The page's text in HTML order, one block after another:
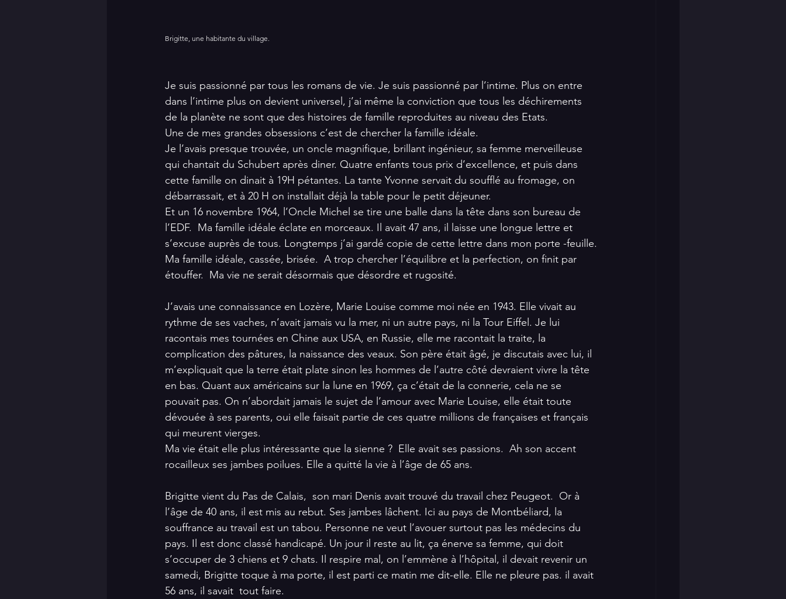
Brigitte, une habitante du village.
Je suis passionné par tous les romans de vie. Je suis passionné par l’intime. Plus on entre
dans l’intime plus on devient universel, j’ai même la conviction que tous les déchirements
de la planète ne sont que des histoires de famille reproduites au niveau des Etats.
Une de mes grandes obsessions c’est de chercher la famille idéale.
Je l’avais presque trouvée, un oncle magnifique, brillant ingénieur, sa femme merveilleuse
qui chantait du Schubert après diner. Quatre enfants tous prix d’excellence, et puis dans
cette famille on dinait à 19H pétantes. La tante Yvonne servait du soufflé au fromage, on
débarrassait, et à 20 H on installait déjà la table pour le petit déjeuner.
Et un 16 novembre 1964, l’Oncle Michel se tire une balle dans la tête dans son bureau de
l’EDF.  Ma famille idéale éclate en morceaux. Il avait 47 ans, il laisse une longue lettre et
s’excuse auprès de tous. Longtemps j’ai gardé copie de cette lettre dans mon porte -feuille.
Ma famille idéale, cassée, brisée.  A trop chercher l’équilibre et la perfection, on finit par
étouffer.  Ma vie ne serait désormais que désordre et rugosité.
J’avais une connaissance en Lozère, Marie Louise comme moi née en 1943. Elle vivait au
rythme de ses vaches, n’avait jamais vu la mer, ni un autre pays, ni la Tour Eiffel. Je lui
racontais mes tournées en Chine aux USA, en Russie, elle me racontait la traite, la
complication des pâtures, la naissance des veaux. Son père était âgé, je discutais avec lui, il
m’expliquait que la terre était plate sinon les hommes de l’autre côté devraient vivre la tête
en bas. Quant aux américains sur la lune en 1969, ça c’était de la connerie, cela ne se
pouvait pas. On n’abordait jamais le sujet de l’amour avec Marie Louise, elle était toute
dévouée à ses parents, oui elle faisait partie de ces quatre millions de françaises et français
qui meurent vierges.
Ma vie était elle plus intéressante que la sienne ?  Elle avait ses passions.  Ah son accent
rocailleux ses jambes poilues. Elle a quitté la vie à l’âge de 65 ans.
Brigitte vient du Pas de Calais,  son mari Denis avait trouvé du travail chez Peugeot.  Or à
l’âge de 40 ans, il est mis au rebut. Ses jambes lâchent. Ici au pays de Montbéliard, la
souffrance au travail est un tabou. Personne ne veut l’avouer surtout pas les médecins du
pays. Il est donc classé handicapé. Un jour il reste au lit, ça énerve sa femme, qui doit
s’occuper de 3 chiens et 9 chats. Il respire mal, on l’emmène à l’hôpital, il devait revenir un
samedi, Brigitte toque à ma porte, il est parti ce matin me dit-elle. Elle ne pleure pas. il avait
56 ans, il savait  tout faire.